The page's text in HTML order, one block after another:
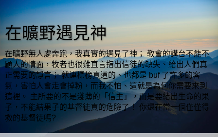
在曠野遇見神
在曠野無人處奔跑，我真實的遇見了神； 教會的講台不能不
顧人的情面，牧者也很難直言指出信徒的缺失、給出人們真
正需要的諍言； 就連標榜真道的、也都是 buf 了許多的客
氣，害怕人會走會掉粉，而我不怕、這就是為何你需要來到
這裡。 主所要的不是淺薄的「信主」，而是要結出生命的果
子，不能結果子的基督徒真的危險了！ 你還在當一個僅僅得
救的基督徒嗎?